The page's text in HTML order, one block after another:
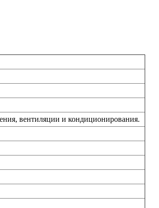
вентиляции и кондиционирования.